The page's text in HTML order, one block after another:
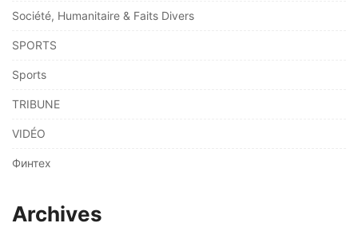
Société, Humanitaire & Faits Divers
SPORTS
Sports
TRIBUNE
VIDÉO
Финтех
Archives